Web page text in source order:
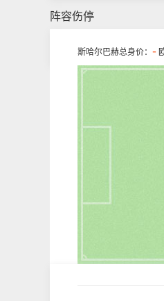
阵容伤停
斯哈尔巴赫总身价： -